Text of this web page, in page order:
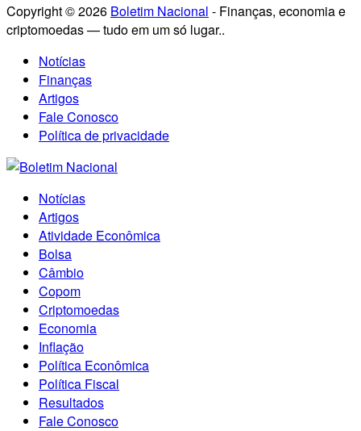
Copyright © 2026 Boletim Nacional - Finanças, economia e
criptomoedas — tudo em um só lugar..
Notícias
Finanças
Artigos
Fale Conosco
Política de privacidade
Notícias
Artigos
Atividade Econômica
Bolsa
Câmbio
Copom
Criptomoedas
Economia
Inflação
Política Econômica
Política Fiscal
Resultados
Fale Conosco